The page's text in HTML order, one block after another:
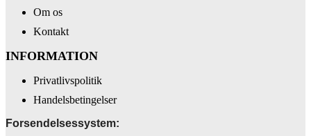
Om os
Kontakt
INFORMATION
Privatlivspolitik
Handelsbetingelser
Forsendelsessystem: